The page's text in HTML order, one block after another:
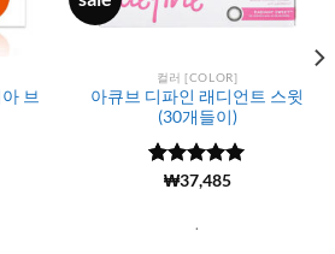
브
컬러 [COLOR]
아큐브 디파인 래디언트 스윗
(30개들이)
5 중에서
(6107)
₩37,485
.